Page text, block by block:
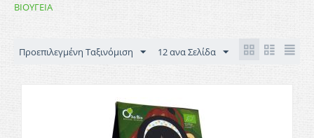
ΒΙΟΥΓΕΙΑ
Προεπιλεγμένη Ταξινόμιση 12 ανα Σελίδα